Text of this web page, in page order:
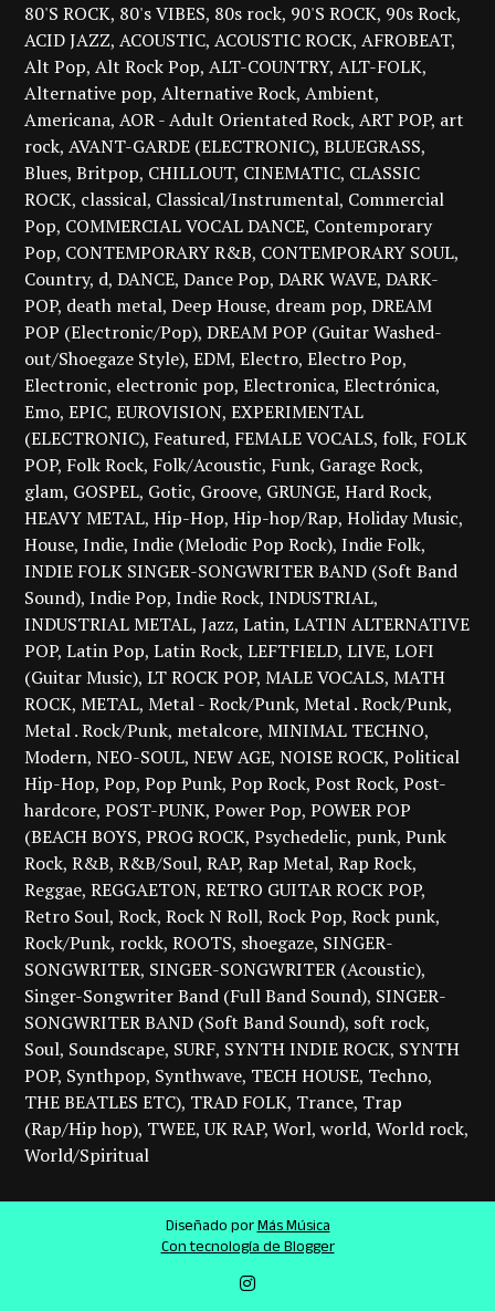
80'S ROCK 80's VIBES 80s rock 90'S ROCK 90s Rock
ACID JAZZ ACOUSTIC ACOUSTIC ROCK AFROBEAT
Alt Pop Alt Rock Pop ALT-COUNTRY ALT-FOLK
Alternative pop Alternative Rock Ambient
Americana AOR - Adult Orientated Rock ART POP art
rock AVANT-GARDE (ELECTRONIC) BLUEGRASS
Blues Britpop CHILLOUT CINEMATIC CLASSIC
ROCK classical Classical/Instrumental Commercial
Pop COMMERCIAL VOCAL DANCE Contemporary
Pop CONTEMPORARY R&B CONTEMPORARY SOUL
Country d DANCE Dance Pop DARK WAVE DARK-
POP death metal Deep House dream pop DREAM
POP (Electronic/Pop) DREAM POP (Guitar Washed-
out/Shoegaze Style) EDM Electro Electro Pop
Electronic electronic pop Electronica Electrónica
Emo EPIC EUROVISION EXPERIMENTAL
(ELECTRONIC) Featured FEMALE VOCALS folk FOLK
POP Folk Rock Folk/Acoustic Funk Garage Rock
glam GOSPEL Gotic Groove GRUNGE Hard Rock
HEAVY METAL Hip-Hop Hip-hop/Rap Holiday Music
House Indie Indie (Melodic Pop Rock) Indie Folk
INDIE FOLK SINGER-SONGWRITER BAND (Soft Band
Sound) Indie Pop Indie Rock INDUSTRIAL
INDUSTRIAL METAL Jazz Latin LATIN ALTERNATIVE
POP Latin Pop Latin Rock LEFTFIELD LIVE LOFI
(Guitar Music) LT ROCK POP MALE VOCALS MATH
ROCK METAL Metal - Rock/Punk Metal . Rock/Punk
Metal . Rock/Punk metalcore MINIMAL TECHNO
Modern NEO-SOUL NEW AGE NOISE ROCK Political
Hip-Hop Pop Pop Punk Pop Rock Post Rock Post-
hardcore POST-PUNK Power Pop POWER POP
(BEACH BOYS PROG ROCK Psychedelic punk Punk
Rock R&B R&B/Soul RAP Rap Metal Rap Rock
Reggae REGGAETON RETRO GUITAR ROCK POP
Retro Soul Rock Rock N Roll Rock Pop Rock punk
Rock/Punk rockk ROOTS shoegaze SINGER-
SONGWRITER SINGER-SONGWRITER (Acoustic)
Singer-Songwriter Band (Full Band Sound) SINGER-
SONGWRITER BAND (Soft Band Sound) soft rock
Soul Soundscape SURF SYNTH INDIE ROCK SYNTH
POP Synthpop Synthwave TECH HOUSE Techno
THE BEATLES ETC) TRAD FOLK Trance Trap
(Rap/Hip hop) TWEE UK RAP Worl world World rock
World/Spiritual
Con tecnología de Blogger
Diseñado porMás Música